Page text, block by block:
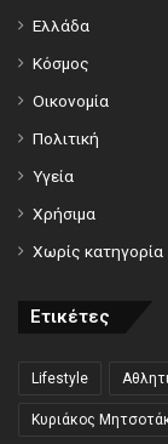
Ελλάδα
Κόσμος
Οικονομία
Πολιτική
Υγεία
Χρήσιμα
Χωρίς κατηγορία
Ετικέτες
Lifestyle
Κυριάκος